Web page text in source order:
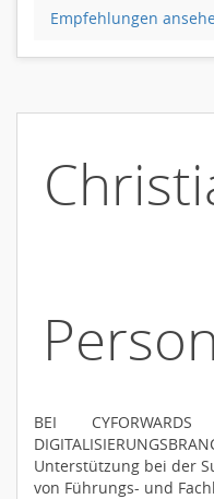
Empfehlungen
BEI
Unterstützung bei der
von Führungs- und